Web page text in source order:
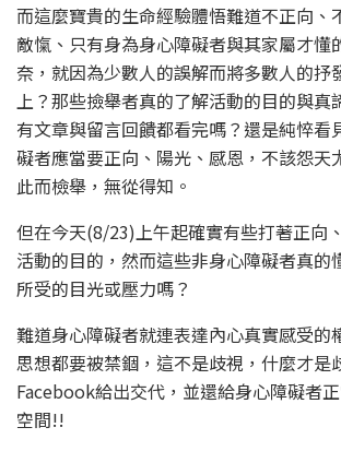
而這麼寶貴的生命經驗體悟難道不正向、
敵愾、只有身為身心障礙者與其家屬才懂
奈，就因為少數人的誤解而將多數人的抒
上？那些撿舉者真的了解活動的目的與真
有文章與留言回饋都看完嗎？還是純悴看
礙者應當要正向、陽光、感恩，不該怨天
此而檢舉，無從得知。
但在今天(8/23)上午起確實有些打著正向
活動的目的，然而這些非身心障礙者真的
所受的目光或壓力嗎？
難道身心障礙者就連表達內心真實感受的
思想都要被禁錮，這不是歧視，什麼才是
Facebook給出交代，並還給身心障礙者
空間!!